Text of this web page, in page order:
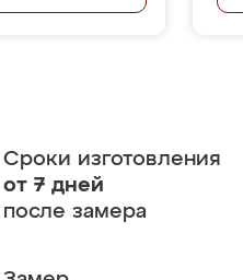
Сроки изготовления
от 7 дней
после замера